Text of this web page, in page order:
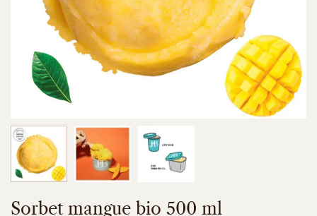
Image 1 sur 3
Sorbet mangue bio 500 ml